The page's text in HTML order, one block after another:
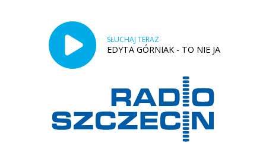
SŁUCHAJ TERAZ
EDYTA GÓRNIAK - TO NIE JA